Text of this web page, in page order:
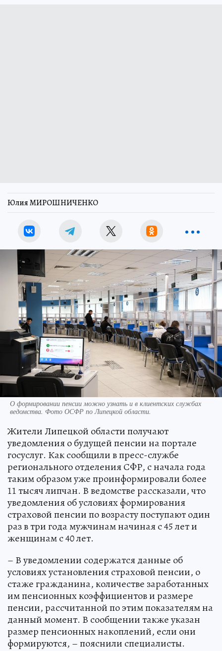
Юлия МИРОШНИЧЕНКО
О формировании пенсии можно узнать и в клиентских службах
ведомства. Фото ОСФР по Липецкой области.
Жители Липецкой области получают
уведомления о будущей пенсии на портале
госуслуг. Как сообщили в пресс-службе
регионального отделения СФР, с начала года
таким образом уже проинформировали более
11 тысяч липчан. В ведомстве рассказали, что
уведомления об условиях формирования
страховой пенсии по возрасту поступают один
раз в три года мужчинам начиная с 45 лет и
женщинам с 40 лет.
– В уведомлении содержатся данные об
условиях установления страховой пенсии, о
стаже гражданина, количестве заработанных
им пенсионных коэффициентов и размере
пенсии, рассчитанной по этим показателям на
данный момент. В сообщении также указан
размер пенсионных накоплений, если они
формируются, – пояснили специалисты.